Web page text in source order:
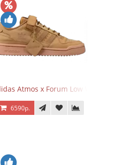
Atmos x Forum Low Wheat Dark
6590р.